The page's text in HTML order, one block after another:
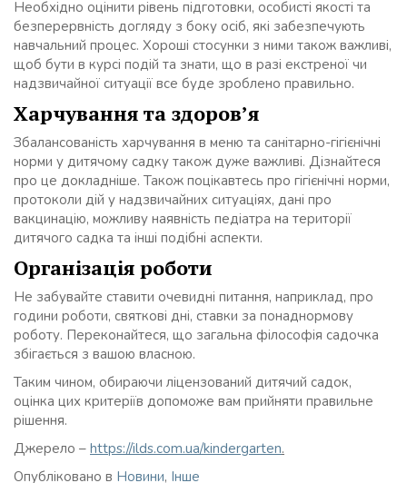
Необхідно оцінити рівень підготовки, особисті якості та
безперервність догляду з боку осіб, які забезпечують
навчальний процес. Хороші стосунки з ними також важливі,
щоб бути в курсі подій та знати, що в разі екстреної чи
надзвичайної ситуації все буде зроблено правильно.
Харчування та здоров’я
Збалансованість харчування в меню та санітарно-гігієнічні
норми у дитячому садку також дуже важливі. Дізнайтеся
про це докладніше. Також поцікавтесь про гігієнічні норми,
протоколи дій у надзвичайних ситуаціях, дані про
вакцинацію, можливу наявність педіатра на території
дитячого садка та інші подібні аспекти.
Організація роботи
Не забувайте ставити очевидні питання, наприклад, про
години роботи, святкові дні, ставки за понаднормову
роботу. Переконайтеся, що загальна філософія садочка
збігається з вашою власною.
Таким чином, обираючи ліцензований дитячий садок,
оцінка цих критеріїв допоможе вам прийняти правильне
рішення.
Джерело – https://ilds.com.ua/kindergarten.
Опубліковано в Новини, Інше